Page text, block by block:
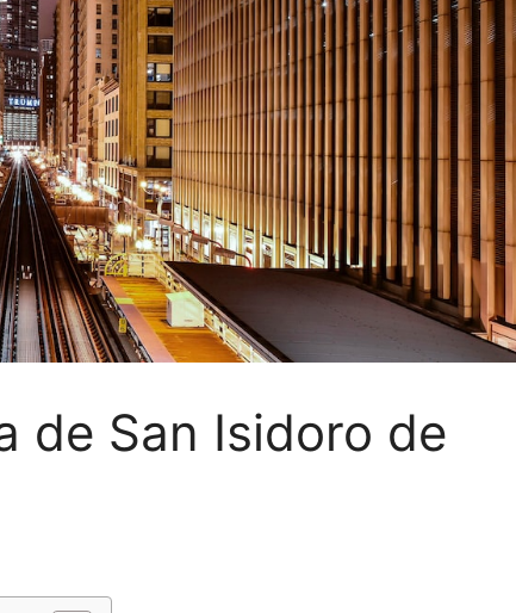
de San Isidoro de